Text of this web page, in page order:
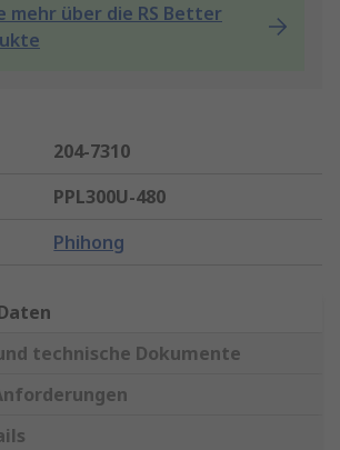
mehr über die RS Better
204-7310
PPL300U-480
Phihong
technische Dokumente